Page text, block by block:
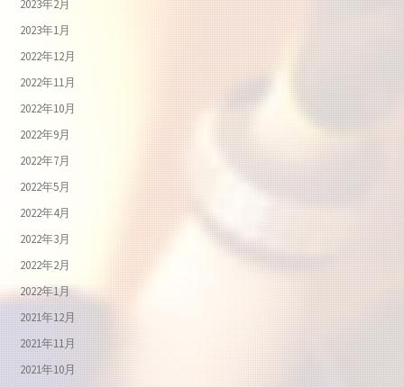
2023年2月
2023年1月
2022年12月
2022年11月
2022年10月
2022年9月
2022年7月
2022年5月
2022年4月
2022年3月
2022年2月
2022年1月
2021年12月
2021年11月
2021年10月